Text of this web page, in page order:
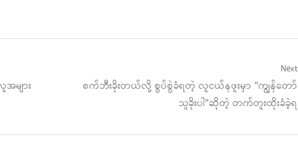
ျား
Next
Next
စက်ဘီးခိုးတယ်လို့ စွပ်စွဲခံရတဲ့ လူငယ်နဖူးမှာ ”ကျွန်တော်
သူခိုးပါ”ဆိုတဲ့ တက်တူးထိုးခံခဲ့ရ